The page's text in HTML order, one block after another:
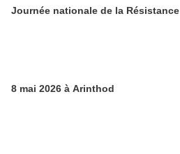
Journée nationale de la Résistance
8 mai 2026 à Arinthod